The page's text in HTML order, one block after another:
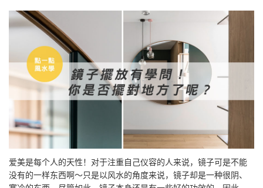
爱美是每个人的天性！对于注重自己仪容的人来说，镜子可是不能
没有的一样东西啊～只是以风水的角度来说，镜子却是一种很阴、